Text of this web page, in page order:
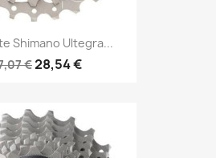
Shimano Ultegra...
€28,54 €